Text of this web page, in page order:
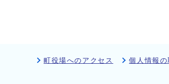
町役場へのアクセス
個人情報